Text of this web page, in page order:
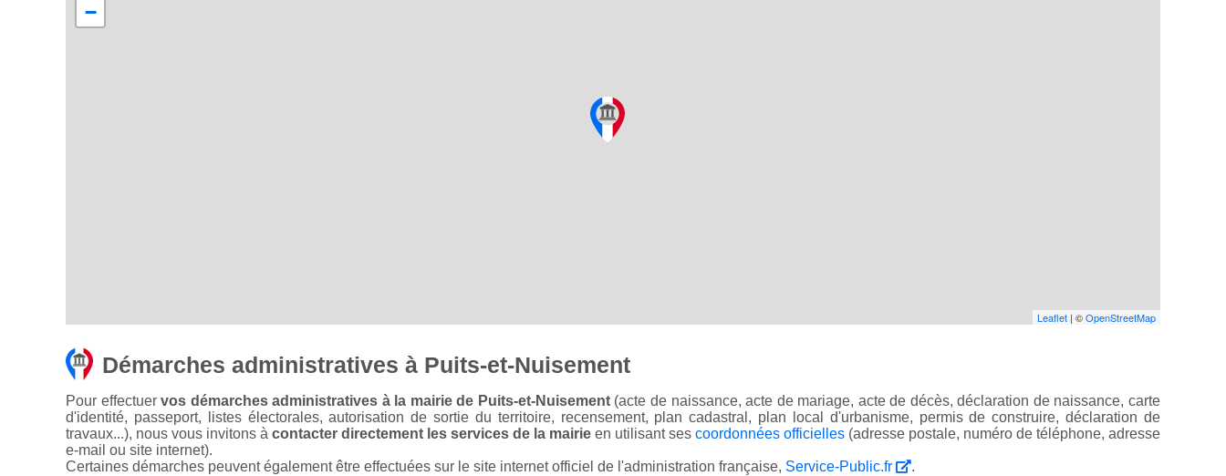
−
Leaflet | ©OpenStreetMap
Démarches administratives à Puits-et-Nuisement
Pour effectuervos démarches administratives à la mairie de Puits-et-Nuisement(acte de naissance, acte de mariage, acte de décès, déclaration de naissance, carte
d'identité, passeport, listes électorales, autorisation de sortie du territoire, recensement, plan cadastral, plan local d'urbanisme, permis de construire, déclaration de
travaux...), nous vous invitons à contacter directement les services de la mairie en utilisant ses coordonnées officielles (adresse postale, numéro de téléphone, adresse
e-mail ou site internet).
Certaines démarches peuvent également être effectuées sur le site internet officiel de l'administration française, Service-Public.fr .